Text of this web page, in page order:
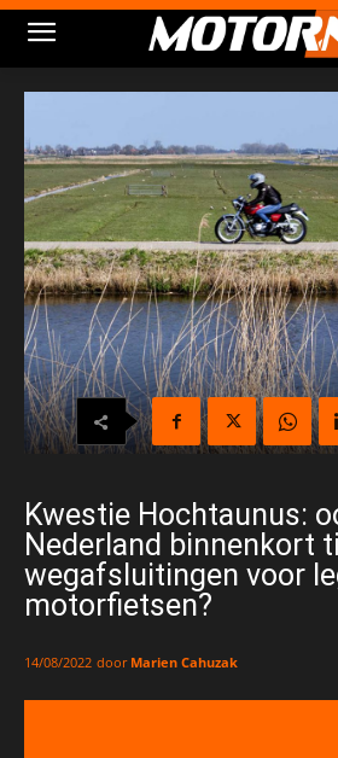
Kwestie Hochtaunus:
Nederland binnenkort
wegafsluitingen voor
motorfietsen?
14/08/2022 door Marien Cahuzak